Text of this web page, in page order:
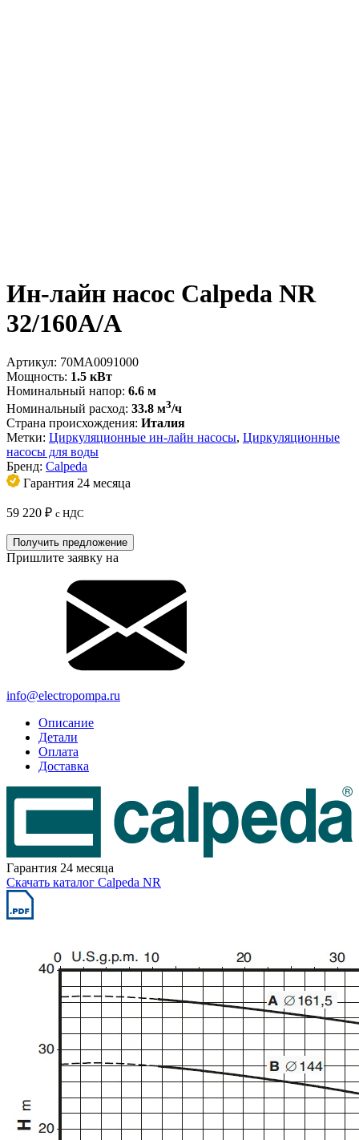
Ин-лайн насос Calpeda NR
32/160A/A
Артикул: 70MA0091000
Мощность: 1.5 кВт
Номинальный напор: 6.6 м
Номинальный расход: 33.8 м3/ч
Страна происхождения: Италия
Метки: Циркуляционные ин-лайн насосы, Циркуляционные
насосы для воды
Бренд: Calpeda
Гарантия 24 месяца
59 220 ₽ с НДС
Получить предложение
Пришлите заявку на
info@electropompa.ru
Описание
Детали
Оплата
Доставка
Гарантия 24 месяца
Скачать каталог Calpeda NR